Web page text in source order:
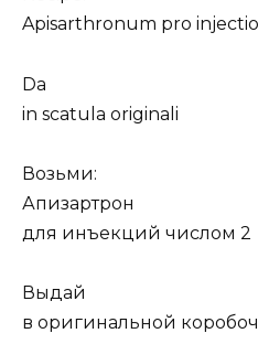
Apisarthronum pro
Da
in scatula originali
Возьми:
Апизартрон
для инъекций числом 2
Выдай
в оригинальной